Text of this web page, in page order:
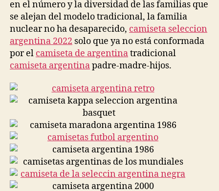
en el número y la diversidad de las familias que
se alejan del modelo tradicional, la familia
nuclear no ha desaparecido, camiseta seleccion
argentina 2022 solo que ya no está conformada
por el camiseta de argentinatradicional
camiseta argentinapadre-madre-hijos.